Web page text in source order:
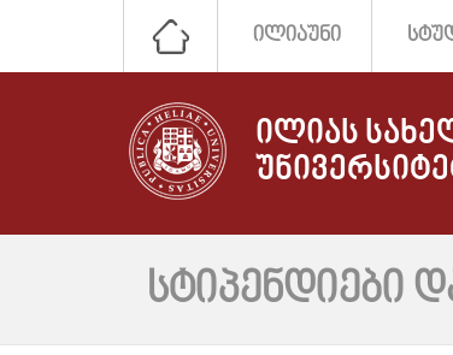
ᲘᲚᲘᲐᲣᲜᲘ
ᲘᲚᲘᲐᲡ
ᲡᲢᲘᲞᲔᲜᲓᲘᲔᲑᲘ